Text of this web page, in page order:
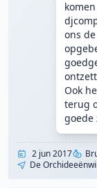
ons
Ook
terug
goede
2 jun 2017
De